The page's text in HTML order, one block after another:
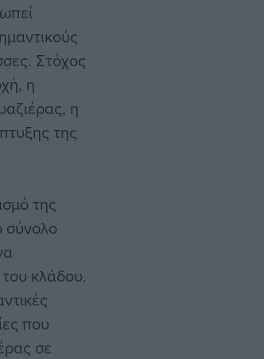
Στόχος
η
η
της
της
σύνολο
κλάδου.
που
σε